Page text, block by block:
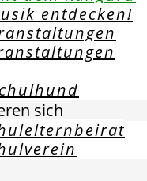
entdecken!
sich